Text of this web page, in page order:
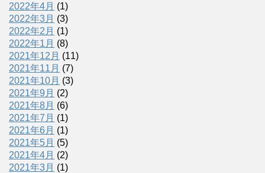
2022年4月 (1)
2022年3月 (3)
2022年2月 (1)
2022年1月 (8)
2021年12月 (11)
2021年11月 (7)
2021年10月 (3)
2021年9月 (2)
2021年8月 (6)
2021年7月 (1)
2021年6月 (1)
2021年5月 (5)
2021年4月 (2)
2021年3月 (1)